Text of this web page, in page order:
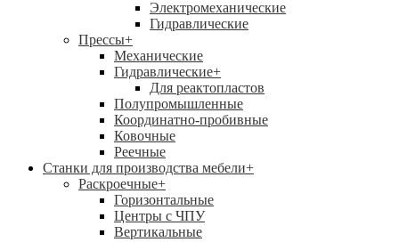
Электромеханические
Гидравлические
Прессы+
Механические
Гидравлические+
Для реактопластов
Полупромышленные
Координатно-пробивные
Ковочные
Реечные
Станки для производства мебели+
Раскроечные+
Горизонтальные
Центры с ЧПУ
Вертикальные